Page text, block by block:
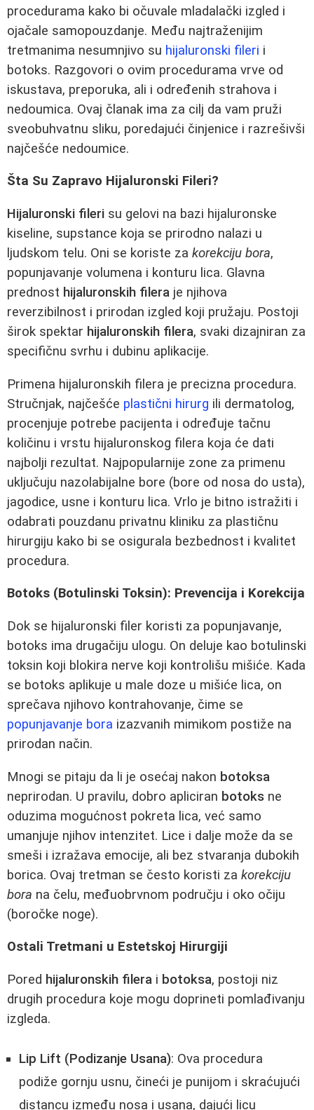
procedurama kako bi očuvale mladalački izgled i
ojačale samopouzdanje. Među najtraženijim
tretmanima nesumnjivo su hijaluronski fileri i
botoks. Razgovori o ovim procedurama vrve od
iskustava, preporuka, ali i određenih strahova i
nedoumica. Ovaj članak ima za cilj da vam pruži
sveobuhvatnu sliku, poredajući činjenice i razrešivši
najčešće nedoumice.
Šta Su Zapravo Hijaluronski Fileri?
Hijaluronski fileri su gelovi na bazi hijaluronske
kiseline, supstance koja se prirodno nalazi u
ljudskom telu. Oni se koriste za korekciju bora,
popunjavanje volumena i konturu lica. Glavna
prednost hijaluronskih filera je njihova
reverzibilnost i prirodan izgled koji pružaju. Postoji
širok spektar hijaluronskih filera, svaki dizajniran za
specifičnu svrhu i dubinu aplikacije.
Primena hijaluronskih filera je precizna procedura.
Stručnjak, najčešće plastični hirurg ili dermatolog,
procenjuje potrebe pacijenta i određuje tačnu
količinu i vrstu hijaluronskog filera koja će dati
najbolji rezultat. Najpopularnije zone za primenu
uključuju nazolabijalne bore (bore od nosa do usta),
jagodice, usne i konturu lica. Vrlo je bitno istražiti i
odabrati pouzdanu privatnu kliniku za plastičnu
hirurgiju kako bi se osigurala bezbednost i kvalitet
procedura.
Botoks (Botulinski Toksin): Prevencija i Korekcija
Dok se hijaluronski filer koristi za popunjavanje,
botoks ima drugačiju ulogu. On deluje kao botulinski
toksin koji blokira nerve koji kontrolišu mišiće. Kada
se botoks aplikuje u male doze u mišiće lica, on
sprečava njihovo kontrahovanje, čime se
popunjavanje bora izazvanih mimikom postiže na
prirodan način.
Mnogi se pitaju da li je osećaj nakon botoksa
neprirodan. U pravilu, dobro apliciran botoks ne
oduzima mogućnost pokreta lica, već samo
umanjuje njihov intenzitet. Lice i dalje može da se
smeši i izražava emocije, ali bez stvaranja dubokih
borica. Ovaj tretman se često koristi za korekciju
bora na čelu, međuobrvnom području i oko očiju
(boročke noge).
Ostali Tretmani u Estetskoj Hirurgiji
Pored hijaluronskih filera i botoksa, postoji niz
drugih procedura koje mogu doprineti pomlađivanju
izgleda.
Lip Lift (Podizanje Usana): Ova procedura
podiže gornju usnu, čineći je punijom i skraćujući
distancu između nosa i usana, dajući licu